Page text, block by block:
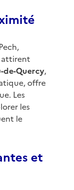
attirent
de-Quercy,
offre
Les
les
le
et